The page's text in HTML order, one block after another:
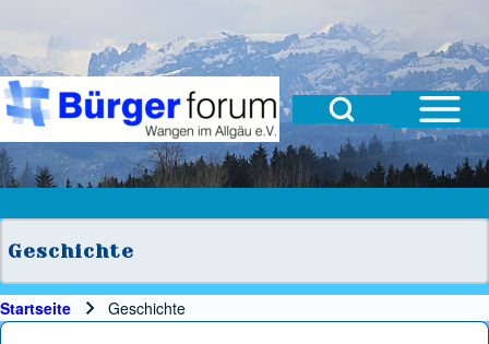
Suche Schließen
Suchformular
Suche
Open Sidebar
Open Search Block
Geschichte
Pfadnavigation
Startseite Geschichte